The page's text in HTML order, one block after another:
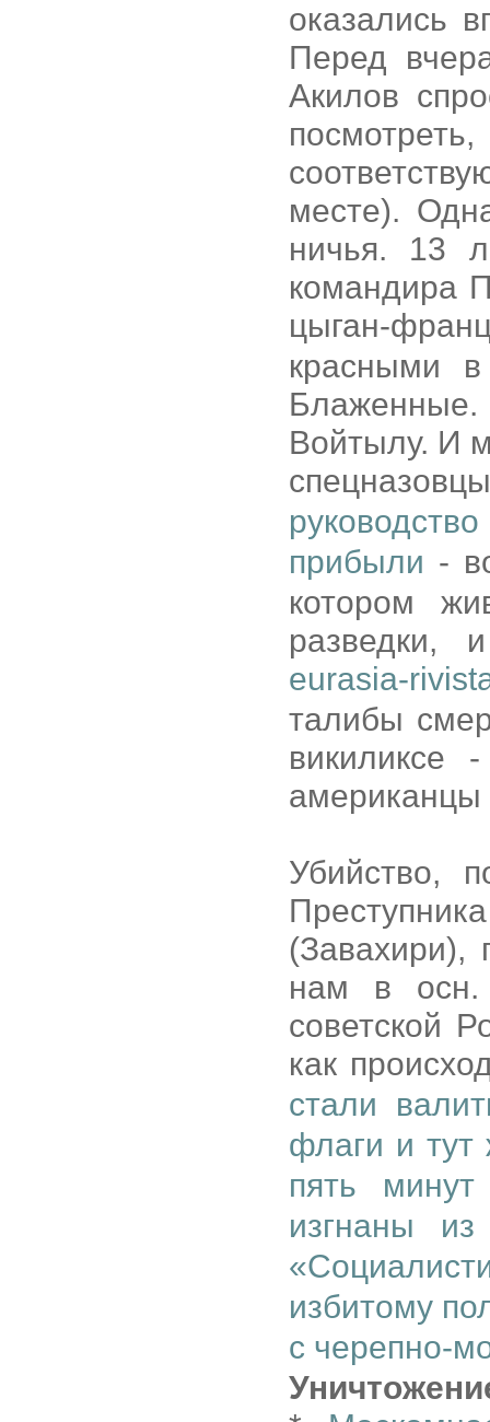
оказались
Перед
Акилов
месте).
ничья. 13
командира
цыган-
красными
Войтылу. И
прибыли -
котором
разведки,
eurasia-
талибы
викиликсе
американцы
Убийство,
(Завахири),
нам в осн.
советской
как
стали
флаги и тут
пять
изгнаны
избитому
с черепно-